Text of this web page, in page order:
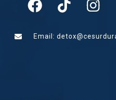
Email: